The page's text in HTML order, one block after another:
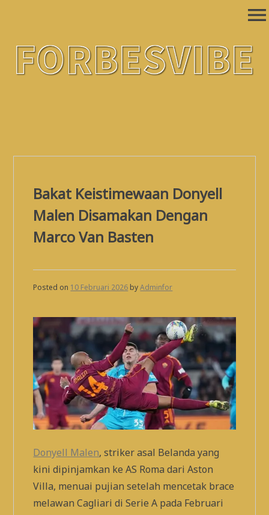
menu
Bakat Keistimewaan Donyell
Malen Disamakan Dengan
Marco Van Basten
Posted on 10 Februari 2026 byAdminfor
Donyell Malen, striker asal Belanda yang
kini dipinjamkan ke AS Roma dari Aston
Villa, menuai pujian setelah mencetak brace
melawan Cagliari di Serie A pada Februari